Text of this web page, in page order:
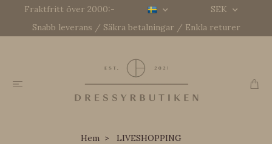
Fraktfritt över 2000:-
SEK
Snabb leverans / Säkra betalningar / Enkla returer
Hem LIVESHOPPING